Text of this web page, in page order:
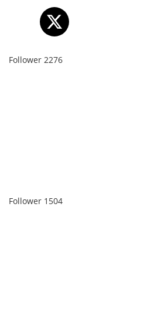
Follower 2276
Follower 1504